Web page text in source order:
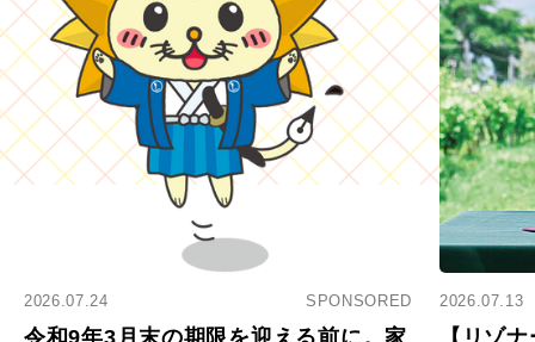
2026.07.24 SPONSORED 2026.07.13